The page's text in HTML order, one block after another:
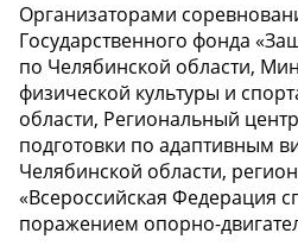
Организаторами
Государственного фонда
по Челябинской области,
физической культуры и
области, Региональный
подготовки по адаптивным
Челябинской области,
«Всероссийская Федерация
поражением опорно-